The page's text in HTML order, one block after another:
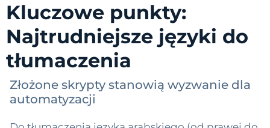
Kluczowe punkty:
Najtrudniejsze języki do
tłumaczenia
Złożone skrypty stanowią wyzwanie dla
automatyzacji